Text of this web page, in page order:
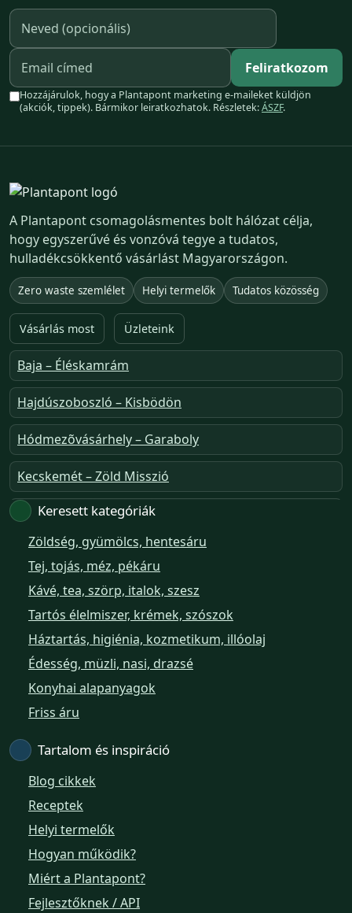
Feliratkozom
Hozzájárulok, hogy a Plantapont marketing e-maileket küldjön
(akciók, tippek). Bármikor leiratkozhatok. Részletek:ÁSZF.
A Plantapont csomagolásmentes bolt hálózat célja,
hogy egyszerűvé és vonzóvá tegye a tudatos,
hulladékcsökkentő vásárlást Magyarországon.
Zero waste szemlélet Helyi termelők Tudatos közösség
Vásárlás most Üzleteink
Baja – Éléskamrám
Hajdúszoboszló – Kisbödön
Hódmezõvásárhely – Garaboly
Kecskemét – Zöld Misszió
Székesfehérvár – Zöld Sarok
Verőce – Miegymás
XI. ker. – Lemérem
XIX. ker. – Boldog Föld
XVIII. ker. – Eni Mag-ház
XXIII. ker. – Panelpék
Keresett kategóriák
Zöldség, gyümölcs, hentesáru
Tej, tojás, méz, pékáru
Kávé, tea, szörp, italok, szesz
Tartós élelmiszer, krémek, szószok
Háztartás, higiénia, kozmetikum, illóolaj
Édesség, müzli, nasi, drazsé
Konyhai alapanyagok
Friss áru
Tartalom és inspiráció
Blog cikkek
Receptek
Helyi termelők
Hogyan működik?
Miért a Plantapont?
Fejlesztőknek / API